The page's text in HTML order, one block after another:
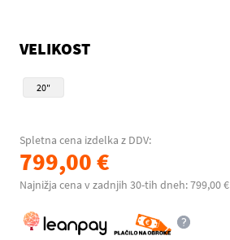
VELIKOST
20"
Spletna cena izdelka z DDV:
799,00 €
Najnižja cena v zadnjih 30-tih dneh: 799,00 €